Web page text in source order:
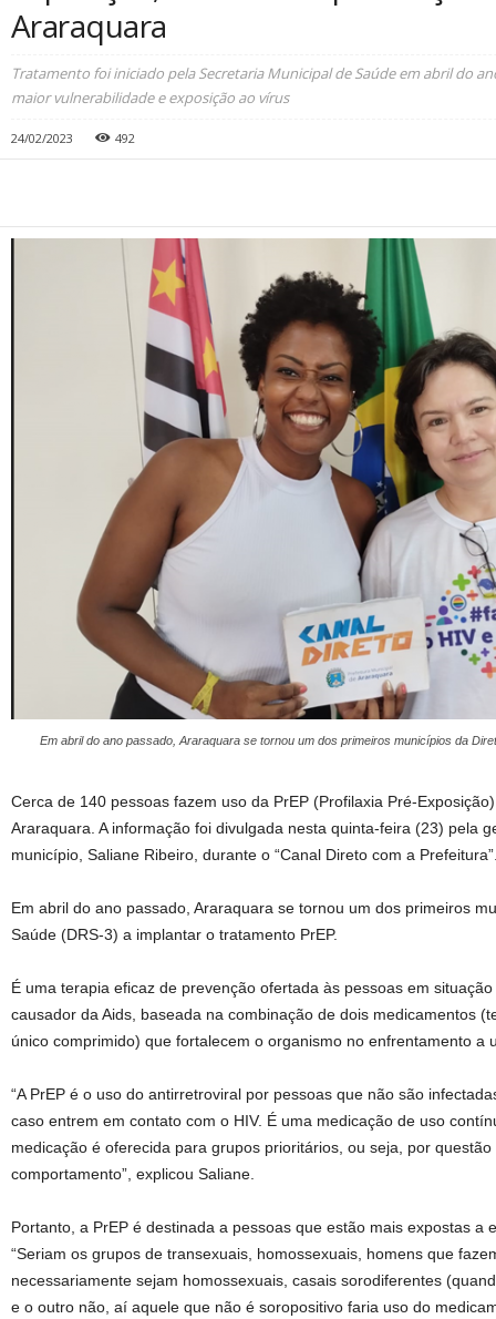
Araraquara
Tratamento foi iniciado pela Secretaria Municipal de Saúde em abril do
maior vulnerabilidade e exposição ao vírus
24/02/2023 492
Em abril do ano passado, Araraquara se tornou um dos primeiros municípios da
Cerca de 140 pessoas fazem uso da PrEP (Profilaxia Pré-
Araraquara. A informação foi divulgada nesta quinta-feira (23) pela
município, Saliane Ribeiro, durante o “Canal Direto com a
Em abril do ano passado, Araraquara se tornou um dos primeiros
Saúde (DRS-3) a implantar o tratamento PrEP.
É uma terapia eficaz de prevenção ofertada às pessoas em
causador da Aids, baseada na combinação de dois medicamentos
único comprimido) que fortalecem o organismo no enfrentamento a
“A PrEP é o uso do antirretroviral por pessoas que não são
caso entrem em contato com o HIV. É uma medicação de uso
medicação é oferecida para grupos prioritários, ou seja, por
comportamento”, explicou Saliane.
Portanto, a PrEP é destinada a pessoas que estão mais expostas a
“Seriam os grupos de transexuais, homossexuais, homens que
necessariamente sejam homossexuais, casais sorodiferentes
e o outro não, aí aquele que não é soropositivo faria uso do